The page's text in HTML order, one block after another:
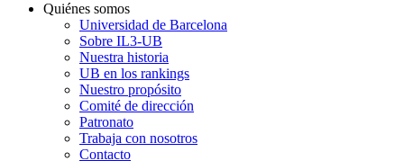
Quiénes somos
Universidad de Barcelona
Sobre IL3-UB
Nuestra historia
UB en los rankings
Nuestro propósito
Comité de dirección
Patronato
Trabaja con nosotros
Contacto